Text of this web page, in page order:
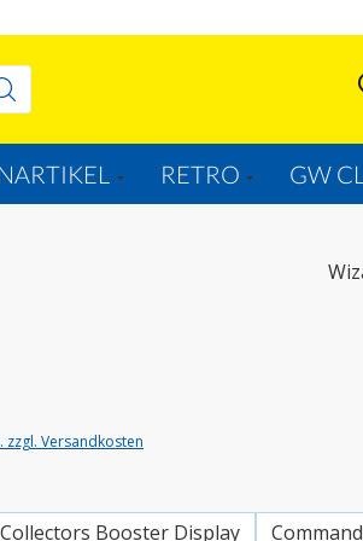
RETRO GW
zzgl. Versandkosten
Collectors Booster Display